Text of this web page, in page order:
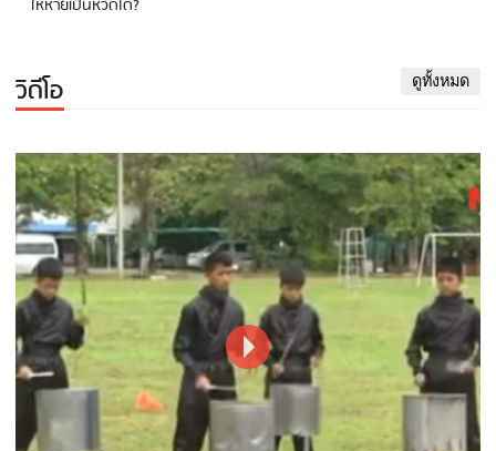
ให้หายเป็นหวัดได้?
วิดีโอ ดูทั้งหมด